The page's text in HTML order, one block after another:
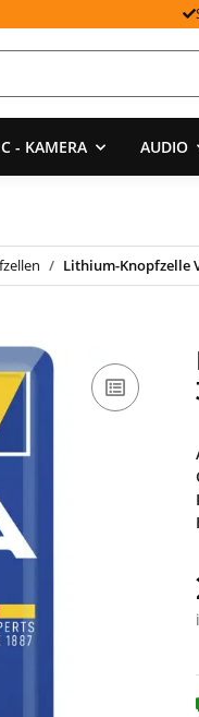
- KAMERA AUDIO
Lithium-Knopfzelle